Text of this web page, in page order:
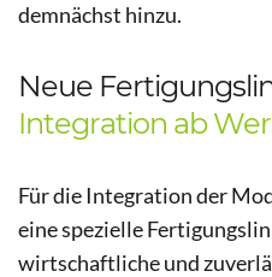
demnächst hinzu.
Neue
Integration ab
Für die Integration der
eine spezielle
wirtschaftliche und